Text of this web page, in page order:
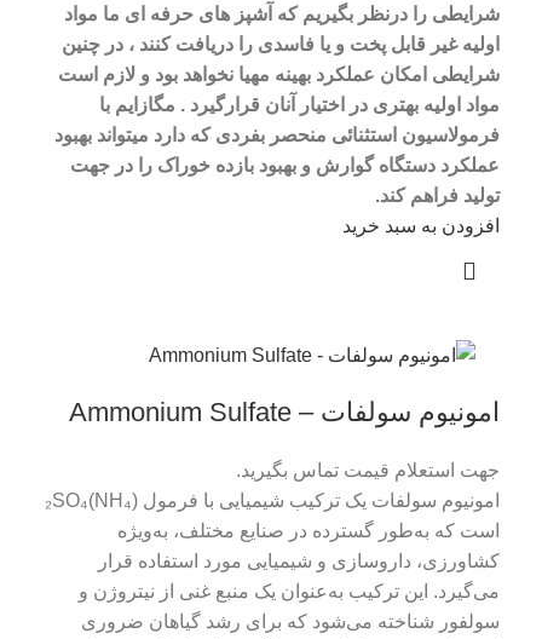
شرایطی را درنظر بگیریم که آشپز های حرفه ای ما مواد
اولیه غیر قابل پخت و یا فاسدی را دریافت کنند ، در چنین
شرایطی امکان عملکرد بهینه مهیا نخواهد بود و لازم است
مواد اولیه بهتری در اختیار آنان قرارگیرد . مگازایم با
فرمولاسیون استثنائی منحصر بفردی که دارد میتواند بهبود
عملکرد دستگاه گوارش و بهبود بازده خوراک را در جهت
تولید فراهم کند.
افزودن به سبد خرید
امونیوم سولفات – Ammonium Sulfate
جهت استعلام قیمت تماس بگیرید.
امونیوم سولفات یک ترکیب شیمیایی با فرمول (NH₄)₂SO₄
است که به‌طور گسترده در صنایع مختلف، به‌ویژه
کشاورزی، داروسازی و شیمیایی مورد استفاده قرار
می‌گیرد. این ترکیب به‌عنوان یک منبع غنی از نیتروژن و
سولفور شناخته می‌شود که برای رشد گیاهان ضروری